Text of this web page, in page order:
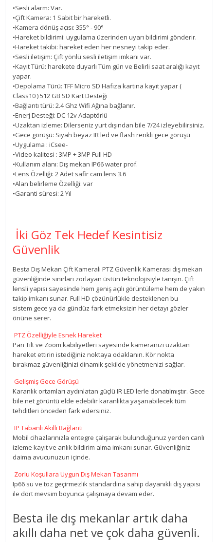
•Sesli alarm: Var.
•Çift Kamera: 1 Sabit bir hareketli.
•Kamera dönüş açısı: 355° - 90°
•Hareket bildirimi: uygulama üzerinden uyarı bildirimi gönderir.
•Hareket takibi: hareket eden her nesneyi takip eder.
•Sesli iletişim: Çift yönlü sesli iletişim imkanı var.
•Kayıt Türü: harekete duyarlı Tüm gün ve Belirli saat aralığı kayıt
yapar.
•Depolama Türü: TFF Micro SD Hafıza kartına kayıt yapar (
Class10 ) 512 GB SD Kart Desteği
•Bağlantı türü: 2.4 Ghz Wifi Ağına bağlanır.
•Enerj Desteği: DC 12v Adaptörlü
•Uzaktan izleme: Dilerseniz yurt dışından bile 7/24 izleyebilirsiniz.
•Gece görüşü: Siyah beyaz IR led ve flash renkli gece görüşü
•Uygulama : iCsee-
•Video kalitesi : 3MP + 3MP Full HD
•Kullanım alanı: Dış mekan IP66 water prof.
•Lens Özelliği: 2 Adet safir cam lens 3.6
•Alan belirleme Özelliği: var
•Garanti süresi: 2 Yıl
İki Göz Tek Hedef Kesintisiz
Güvenlik
Besta Dış Mekan Çift Kameralı PTZ Güvenlik Kamerası dış mekan
güvenliğinde sınırları zorlayan üstün teknolojisiyle tanışın. Çift
lensli yapısı sayesinde hem geniş açılı görüntüleme hem de yakın
takip imkanı sunar. Full HD çözünürlükle desteklenen bu
sistem gece ya da gündüz fark etmeksizin her detayı gözler
önüne serer.
PTZ Özelliğiyle Esnek Hareket
Pan Tilt ve Zoom kabiliyetleri sayesinde kameranızı uzaktan
hareket ettirin istediğiniz noktaya odaklanın. Kör nokta
bırakmaz güvenliğinizi dinamik şekilde yönetmenizi sağlar.
Gelişmiş Gece Görüşü
Karanlık ortamları aydınlatan güçlü IR LED'lerle donatılmıştır. Gece
bile net görüntü elde edebilir karanlıkta yaşanabilecek tüm
tehditleri önceden fark edersiniz.
IP Tabanlı Akıllı Bağlantı
Mobil cihazlarınızla entegre çalışarak bulunduğunuz yerden canlı
izleme kayıt ve anlık bildirim alma imkanı sunar. Güvenliğiniz
daima avucunuzun içinde.
Zorlu Koşullara Uygun Dış Mekan Tasarımı
Ip66 su ve toz geçirmezlik standardına sahip dayanıklı dış yapısı
ile dört mevsim boyunca çalışmaya devam eder.
Besta ile dış mekanlar artık daha
akıllı daha net ve çok daha güvenli.